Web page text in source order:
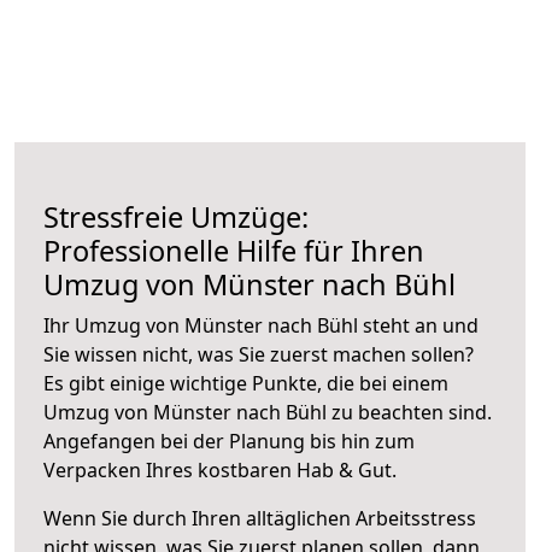
Stressfreie Umzüge:
Professionelle Hilfe für Ihren
Umzug von Münster nach Bühl
Ihr Umzug von Münster nach Bühl steht an und
Sie wissen nicht, was Sie zuerst machen sollen?
Es gibt einige wichtige Punkte, die bei einem
Umzug von Münster nach Bühl zu beachten sind.
Angefangen bei der Planung bis hin zum
Verpacken Ihres kostbaren Hab & Gut.
Wenn Sie durch Ihren alltäglichen Arbeitsstress